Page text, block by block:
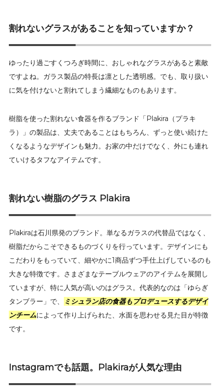
割れないグラスがあることを知っていますか？
ゆったり過ごすくつろぎ時間に、おしゃれなグラスがあると素敵
ですよね。ガラス製品の特長は凛とした透明感。でも、取り扱い
に気を付けないと割れてしまう繊細なものもあります。
樹脂を使った割れない食器を作るブランド「Plakira（プラキ
ラ）」の製品は、丈夫であることはもちろん、ずっと使い続けた
くなるようなデザインも魅力。お家の中だけでなく、外にも連れ
ていけるタフなアイテムです。
割れない樹脂のグラス Plakira
Plakiraは石川県発のブランド。単なるガラスの代替品ではなく、
樹脂だからこそできるものづくりを行っています。デザインにも
こだわりをもっていて、細やかに1商品ずつ手仕上げしているのも
大きな特徴です。さまざまなテーブルウェアのアイテムを展開し
ていますが、特に人気が高いのはグラス。代表的なのは「ゆらぎ
タンブラー」で、
ミシュラン店の食器もプロデュースするデザイ
ンチームによって作り上げられた、水面を思わせる見た目が特徴
です。
Instagramでも話題。Plakiraが人気な理由